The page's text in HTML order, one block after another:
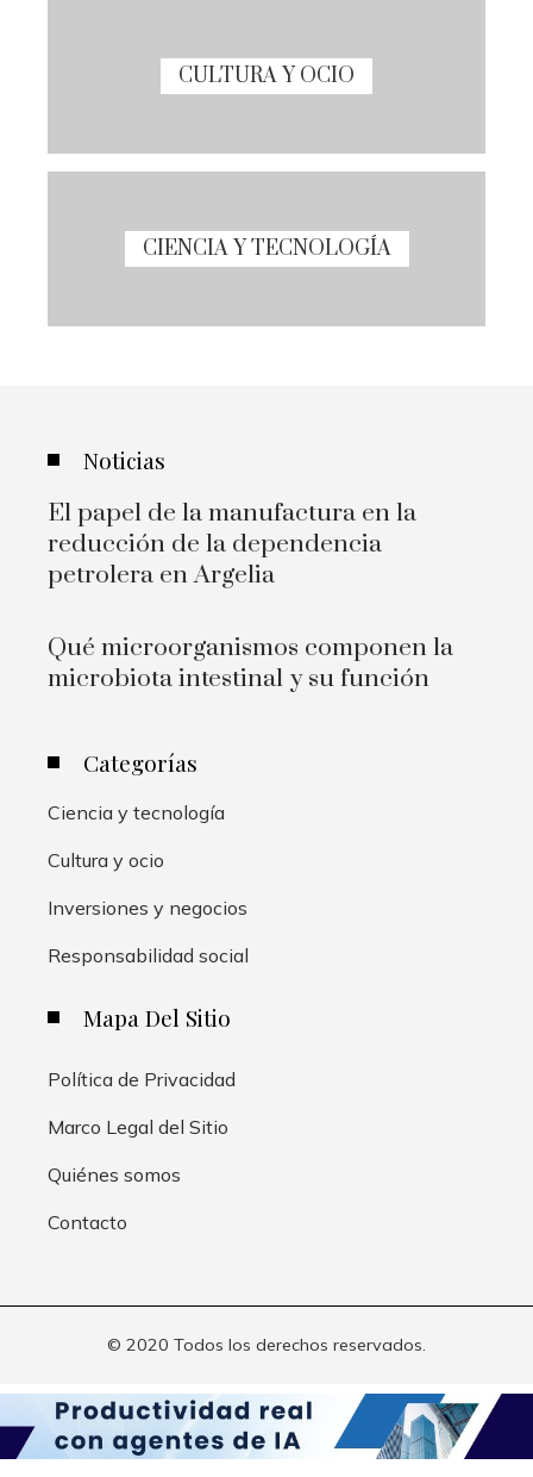
CULTURA Y OCIO
CIENCIA Y TECNOLOGÍA
Noticias
El papel de la manufactura en la
reducción de la dependencia
petrolera en Argelia
Qué microorganismos componen la
microbiota intestinal y su función
Categorías
Ciencia y tecnología
Cultura y ocio
Inversiones y negocios
Responsabilidad social
Mapa Del Sitio
Política de Privacidad
Marco Legal del Sitio
Quiénes somos
Contacto
© 2020 Todos los derechos reservados.